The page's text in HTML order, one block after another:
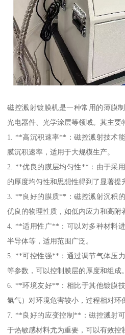
磁控溅射镀膜机是一种常用的薄膜
光电器件、光学涂层等领域。其主要
1. **高沉积速率**：磁控溅射技术
膜沉积速率，适用于大规模生产。
2. **优良的膜层均匀性**：由于采
的厚度均匀性和思想性得到了显著提
3. **良好的膜质**：磁控溅射沉积
优良的物理性质，如低内应力和高附
4. **适用性广**：可以对多种材料
半导体等，适用范围广泛。
5. **可控性强**：通过调节气体压
等参数，可以控制膜层的厚度和组成。
6. **环境友好**：相比于其他镀膜
氩气）对环境危害较小，过程相对环
7. **良好的应变控制**：磁控溅射
于热敏感材料尤为重要，可以有效控